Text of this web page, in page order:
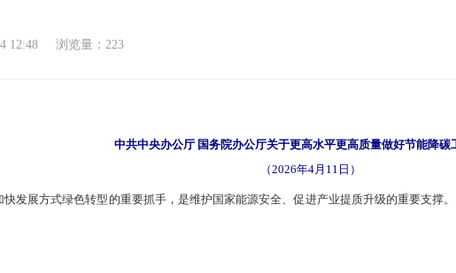
12:48 浏览量：223
中共中央办公厅 国务院办公厅关于更高水平更高质量做好节能降碳
（2026年4月11日）
展方式绿色转型的重要抓手，是维护国家能源安全、促进产业提质升级的重要支撑